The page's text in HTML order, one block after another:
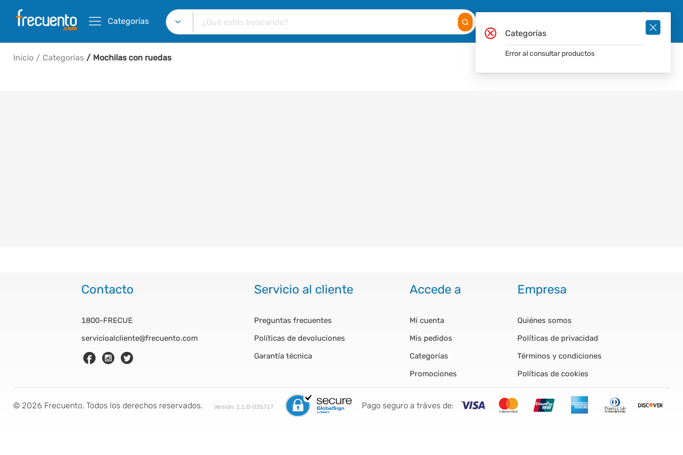
Categorías
Inicio Categorías Mochilas con ruedas
Contacto
1800-FRECUE
servicioalcliente@frecuento.com
Servicio al cliente
Preguntas frecuentes
Políticas de devoluciones
Garantía técnica
Accede a
Mi cuenta
Mis pedidos
Categorías
Promociones
Empresa
Quiénes somos
Políticas de privacidad
Términos y condiciones
Políticas de cookies
© 2026 Frecuento. Todos los derechos reservados. Versión: 1.1.0-035717 Pago seguro a tráves de:
Categorías
Error al consultar productos